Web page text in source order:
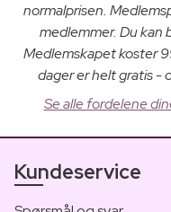
normalprisen.
medlemmer. Du kan
Medlemskapet koster
dager er helt gratis -
Se alle fordelene
Kundeservice